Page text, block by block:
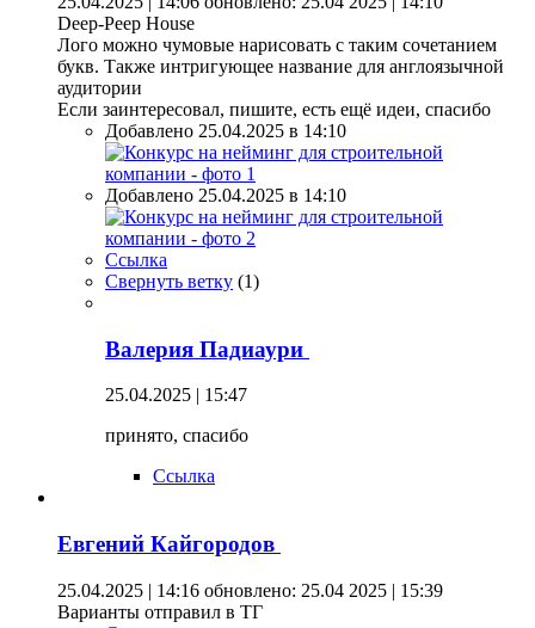
Deep-Peep House
Лого можно чумовые нарисовать с таким сочетанием
букв. Также интригующее название для англоязычной
аудитории
Если заинтересовал, пишите, есть ещё идеи, спасибо
Добавлено 25.04.2025 в 14:10
Добавлено 25.04.2025 в 14:10
Ссылка
Свернуть ветку (1)
Валерия Падиаури
25.04.2025 | 15:47
принято, спасибо
Ссылка
Евгений Кайгородов
25.04.2025 | 14:16 обновлено: 25.04 2025 | 15:39
Варианты отправил в ТГ